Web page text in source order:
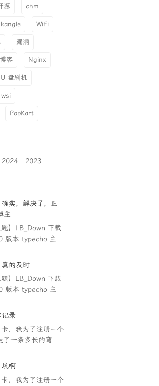
源 chm
kangle WiFi
漏洞
博客 Nginx
U 盘刷机
wsi
PopKart
2024 2023
确实，解决了，正
主
题】LB_Down 下载
版本 typecho 主
真的及时
题】LB_Down 下载
版本 typecho 主
记录
卡，我为了注册一个
了一条多长的弯
坑啊
卡，我为了注册一个